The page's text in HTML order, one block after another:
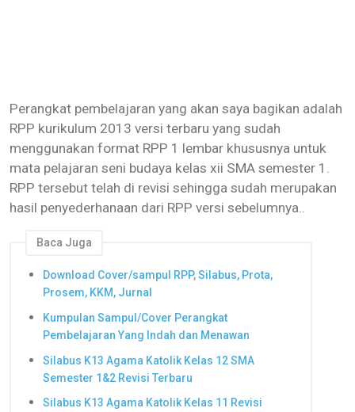
Perangkat pembelajaran yang akan saya bagikan adalah
RPP kurikulum 2013 versi terbaru yang sudah
menggunakan format RPP 1 lembar khususnya untuk
mata pelajaran seni budaya kelas xii SMA semester 1.
RPP tersebut telah di revisi sehingga sudah merupakan
hasil penyederhanaan dari RPP versi sebelumnya..
Baca Juga
Download Cover/sampul RPP, Silabus, Prota,
Prosem, KKM, Jurnal
Kumpulan Sampul/Cover Perangkat
Pembelajaran Yang Indah dan Menawan
Silabus K13 Agama Katolik Kelas 12 SMA
Semester 1&2 Revisi Terbaru
Silabus K13 Agama Katolik Kelas 11 Revisi